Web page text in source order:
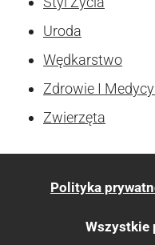
Uroda
Wędkarstwo
Zdrowie I
Zwierzęta
Polityka
Wszystkie